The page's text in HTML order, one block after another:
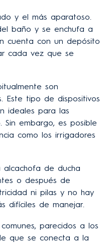
y el más aparatoso.
baño y se enchufa a
cuenta con un depósito
cada vez que se
son
Este tipo de dispositivos
ideales para las
Sin embargo, es posible
como los irrigadores
de ducha
o después de
ni pilas y no hay
difíciles de manejar.
parecidos a los
que se conecta a la